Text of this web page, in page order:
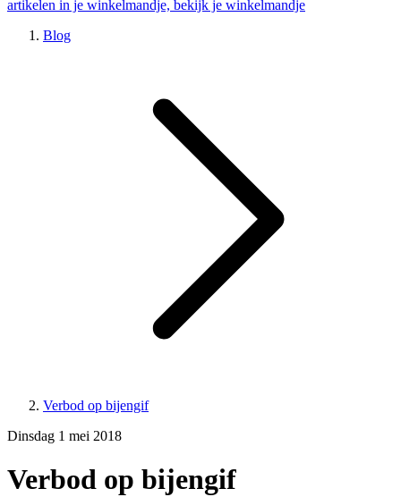
artikelen in je winkelmandje, bekijk je winkelmandje
Blog
Verbod op bijengif
Dinsdag 1 mei 2018
Verbod op bijengif